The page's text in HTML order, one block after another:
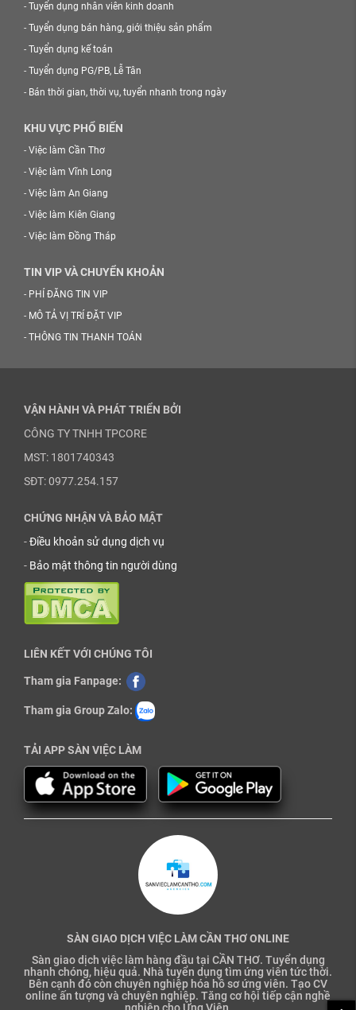
- Tuyển dụng nhân viên kinh doanh
- Tuyển dụng bán hàng, giới thiệu sản phẩm
- Tuyển dụng kế toán
- Tuyển dụng PG/PB, Lễ Tân
- Bán thời gian, thời vụ, tuyển nhanh trong ngày
KHU VỰC PHỔ BIẾN
- Việc làm Cần Thơ
- Việc làm Vĩnh Long
- Việc làm An Giang
- Việc làm Kiên Giang
- Việc làm Đồng Tháp
TIN VIP VÀ CHUYỂN KHOẢN
- PHÍ ĐĂNG TIN VIP
- MÔ TẢ VỊ TRÍ ĐẶT VIP
- THÔNG TIN THANH TOÁN
VẬN HÀNH VÀ PHÁT TRIỂN BỞI
CÔNG TY TNHH TPCORE
MST: 1801740343
SĐT: 0977.254.157
CHỨNG NHẬN VÀ BẢO MẬT
-Điều khoản sử dụng dịch vụ
- Bảo mật thông tin người dùng
LIÊN KẾT VỚI CHÚNG TÔI
Tham gia Fanpage:
Tham gia Group Zalo:
TẢI APP SÀN VIỆC LÀM
SÀN GIAO DỊCH VIỆC LÀM CẦN THƠ ONLINE
Sàn giao dịch việc làm hàng đầu tại CẦN THƠ. Tuyển dụng
nhanh chóng, hiệu quả. Nhà tuyển dụng tìm ứng viên tức thời.
Bên cạnh đó còn chuyên nghiệp hóa hồ sơ ứng viên. Tạo CV
online ấn tượng và chuyên nghiệp. Tăng cơ hội tiếp cận nghề